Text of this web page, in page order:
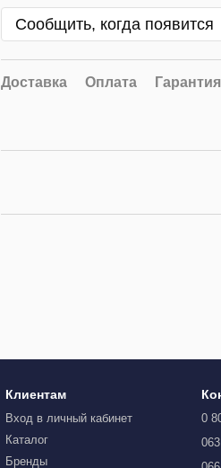
Сообщить, когда появится
Доставка Оплата Гарантия
Клиентам
Вход в личный кабинет
Каталог
Бренды
0